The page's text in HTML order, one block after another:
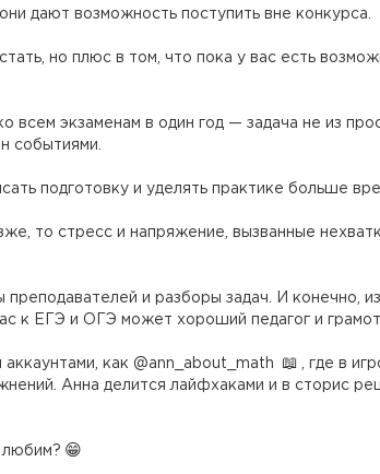
дают возможность поступить вне конкурса.
но плюс в том, что пока у вас есть
всем экзаменам в один год — задача не из
событиями.
подготовку и уделять практике больше
то стресс и напряжение, вызванные
преподавателей и разборы задач. И конечно,
к ЕГЭ и ОГЭ может хороший педагог и
как @ann_about_math
, где в
Анна делится лайфхаками и в сторис
любим?